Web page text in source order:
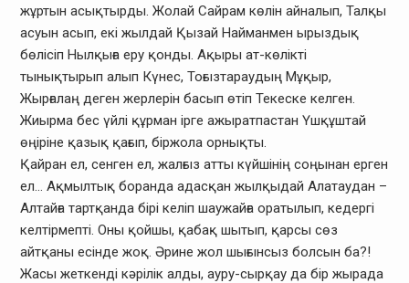
жұртын асықтырды. Жолай Сайрам көлін айналып, Талқы
асуын асып, екі жылдай Қызай Найманмен ырыздық
бөлісіп Нылқыға еру қонды. Ақыры ат-көлікті
тынықтырып алып Күнес, Тоғызтараудың Мұқыр,
Жырғалаң деген жерлерін басып өтіп Текеске келген.
Жиырма бес үйлі құрман ірге ажыратпастан Үшқұштай
өңіріне қазық қағып, біржола орнықты.
Қайран ел, сенген ел, жалғыз атты күйшінің соңынан ерген
ел… Ақмылтық боранда адасқан жылқыдай Алатаудан –
Алтайға тартқанда бірі келіп шаужайға оратылып, кедергі
келтірмепті. Оны қойшы, қабақ шытып, қарсы сөз
айтқаны есінде жоқ. Әрине жол шығынсыз болсын ба?!
Жасы жеткенді кәрілік алды, ауру-сырқау да бір жырада